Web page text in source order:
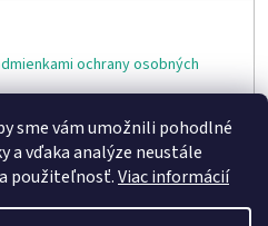
sme vám umožnili pohodlné
a vďaka analýze neustále
použiteľnosť.Viac informácií
ochrany osobných